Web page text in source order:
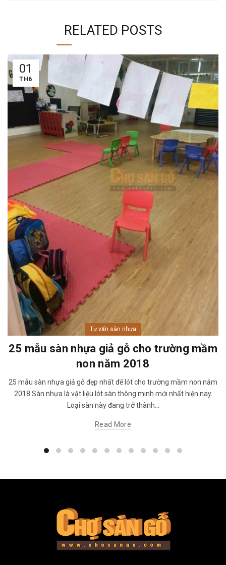
RELATED POSTS
01
TH6
Tư vấn sàn nhựa
25 mẫu sàn nhựa giả gỗ cho trường mầm
non năm 2018
25 mẫu sàn nhựa giả gỗ đẹp nhất để lót cho trường mầm non năm
2018 Sàn nhựa là vật liệu lót sàn thông minh mới nhất hiện nay.
Loại sàn này đang trở thành...
Read More